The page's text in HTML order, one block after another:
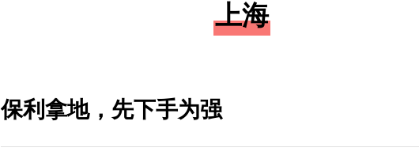
上海
保利拿地，先下手为强